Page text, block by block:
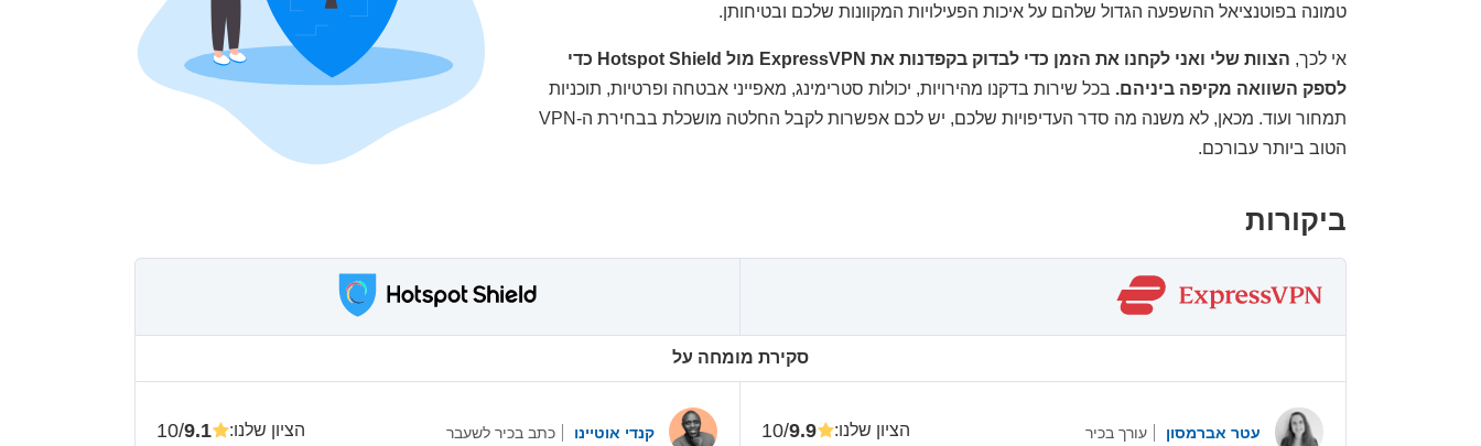
טמונה בפוטנציאל ההשפעה הגדול שלהם על איכות הפעילויות המקוונות שלכם ובטיחותן.
אי לכך,
הצוות שלי ואני לקחנו את הזמן כדי לבדוק בקפדנות את ExpressVPN מול Hotspot Shield כדי
לספק השוואה מקיפה ביניהם. בכל שירות בדקנו מהירויות, יכולות סטרימינג, מאפייני אבטחה ופרטיות, תוכניות
תמחור ועוד. מכאן, לא משנה מה סדר העדיפויות שלכם, יש לכם אפשרות לקבל החלטה מושכלת בבחירת ה-VPN
הטוב ביותר עבורכם.
ביקורות
סקירת מומחה על
עטר אברמסון עורך בכיר הציון שלנו:
9.9
/10 קנדי אוטיינו כתב בכיר לשעבר הציון שלנו:
9.1
/10